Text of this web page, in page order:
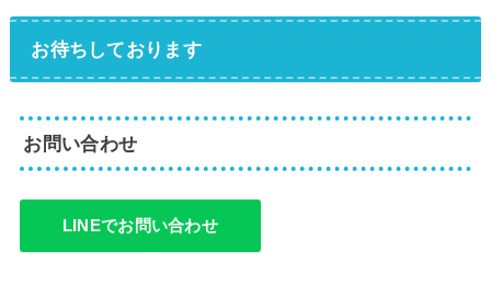
お待ちしております
お問い合わせ
LINEでお問い合わせ